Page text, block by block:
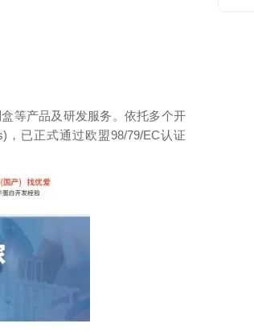
等产品及研发服务。依托多个开
，已正式通过欧盟98/79/EC认证